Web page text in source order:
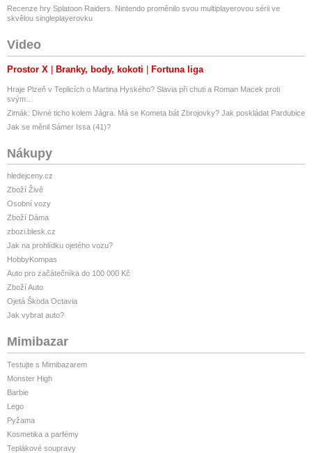
Recenze hry Splatoon Raiders. Nintendo proměnilo svou multiplayerovou sérii ve
skvělou singleplayerovku
Video
Prostor X Branky, body, kokoti Fortuna liga
Hraje Plzeň v Teplicích o Martina Hyského? Slavia při chuti a Roman Macek proti
svým…
Zimák: Divné ticho kolem Jágra. Má se Kometa bát Zbrojovky? Jak poskládat Pardubice
Jak se měnil Sámer Issa (41)?
Nákupy
hledejceny.cz
Zboží Živě
Osobní vozy
Zboží Dáma
zbozi.blesk.cz
Jak na prohlídku ojetého vozu?
HobbyKompas
Auto pro začátečníka do 100 000 Kč
Zboží Auto
Ojetá Škoda Octavia
Jak vybrat auto?
Mimibazar
Testujte s Mimibazarem
Monster High
Barbie
Lego
Pyžama
Kosmetika a parfémy
Teplákové soupravy